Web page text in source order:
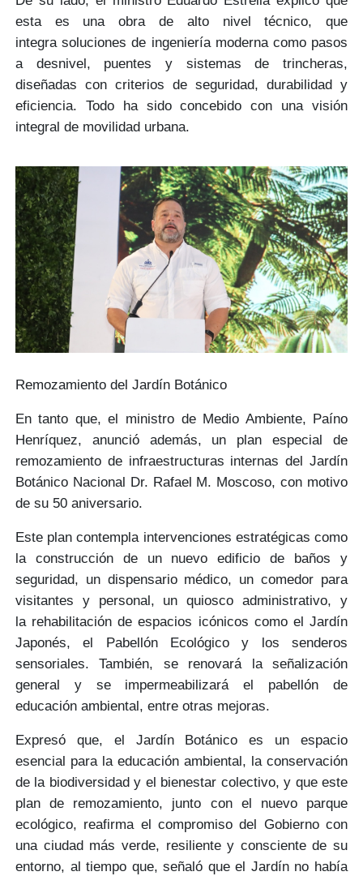
esta es una obra de alto nivel técnico, que
integrasoluciones de ingeniería modernacomo pasos
a desnivel, puentes y sistemas de trincheras,
diseñadas con criterios de seguridad, durabilidad y
eficiencia. Todo ha sido concebido con unavisión
integral de movilidad urbana.
Remozamiento del Jardín Botánico
En tanto que, el ministro de Medio Ambiente, Paíno
Henríquez, anunció además, un plan especial de
remozamientode infraestructuras internas delJardín
Botánico Nacional Dr. Rafael M. Moscoso,con motivo
de su 50 aniversario.
Este plan contempla intervenciones estratégicas como
la construcción de un nuevo edificio de baños y
seguridad, un dispensario médico, un comedor para
visitantes y personal, un quiosco administrativo, y
la rehabilitación de espacios icónicos como elJardín
Japonés, el Pabellón Ecológico y los senderos
sensoriales. También, se renovará la señalización
general y se impermeabilizará el pabellón de
educación ambiental, entre otras mejoras.
Expresó que, el Jardín Botánico es unespacio
esencial para la educación ambiental, la conservación
de la biodiversidad y el bienestar colectivo, y que este
plan de remozamiento, junto con el nuevo parque
ecológico, reafirma el compromiso del Gobierno con
una ciudad más verde, resiliente y consciente de su
entorno, al tiempo que, señaló que el Jardín no había